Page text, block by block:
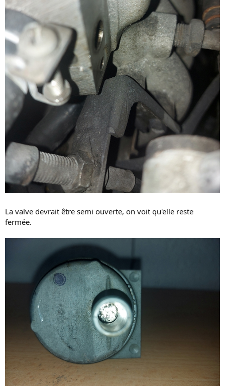
La valve devrait être semi ouverte, on voit qu'elle reste
fermée.